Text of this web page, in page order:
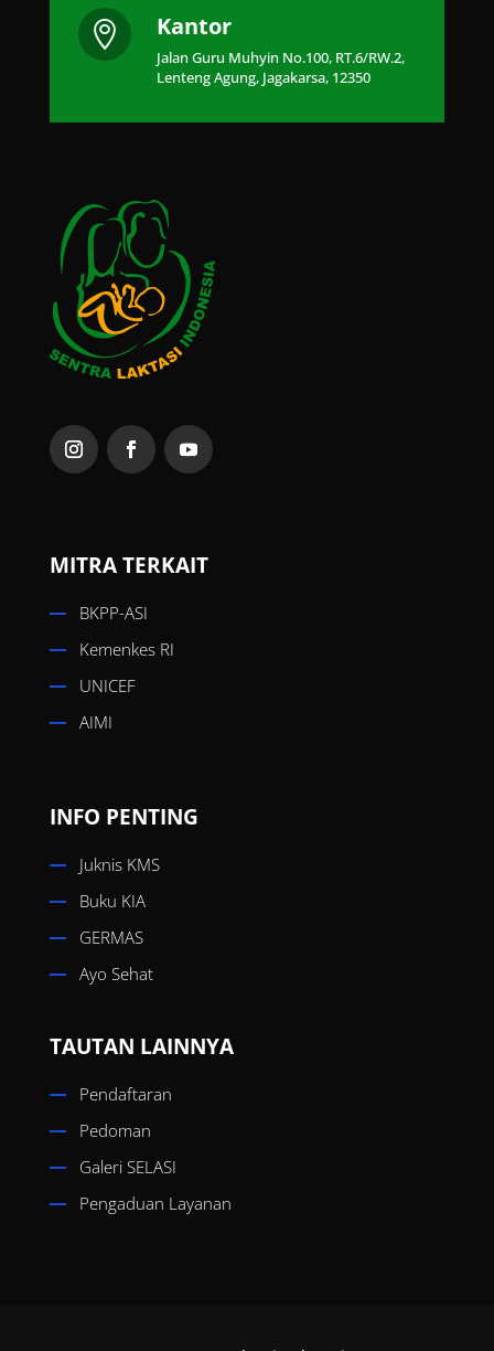
 Kantor
Jalan Guru Muhyin No.100, RT.6/RW.2,
Lenteng Agung, Jagakarsa, 12350
MITRA TERKAIT
BKPP-ASI
Kemenkes RI
UNICEF
AIMI
INFO PENTING
Juknis KMS
Buku KIA
GERMAS
Ayo Sehat
TAUTAN LAINNYA
Pendaftaran
Pedoman
Galeri SELASI
Pengaduan Layanan